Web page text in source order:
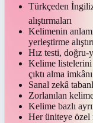
Türkçeden
alıştırmaları
Kelimenin
yerleştirme
Hız testi, doğru-
Kelime listelerini
çıktı alma imkânı
Sanal zekâ
Zorlanılan
Kelime bazlı
Her üniteye özel